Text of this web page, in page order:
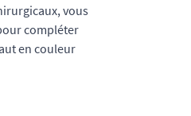
vous
compléter
en couleur